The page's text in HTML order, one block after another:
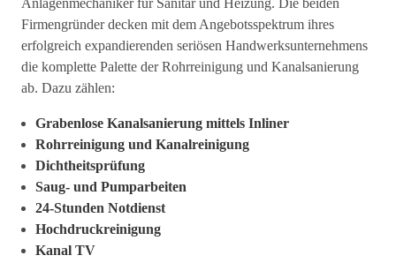
Anlagenmechaniker für Sanitär und Heizung. Die beiden
Firmengründer decken mit dem Angebotsspektrum ihres
erfolgreich expandierenden seriösen Handwerksunternehmens
die komplette Palette der Rohrreinigung und Kanalsanierung
ab. Dazu zählen:
Grabenlose Kanalsanierung mittels Inliner
Rohrreinigung und Kanalreinigung
Dichtheitsprüfung
Saug- und Pumparbeiten
24-Stunden Notdienst
Hochdruckreinigung
Kanal TV